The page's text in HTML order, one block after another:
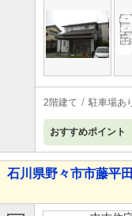
2階建て 駐車場あ
おすすめポイント
石川県野々市市藤平